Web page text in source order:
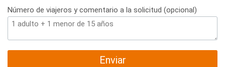
Número de viajeros y comentario a la solicitud (opcional)
Enviar